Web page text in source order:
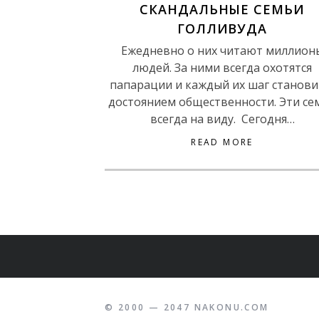
СКАНДАЛЬНЫЕ СЕМЬИ
ГОЛЛИВУДА
Ежедневно о них читают
людей. За ними всегда охотятся
папарации и каждый их шаг
достоянием общественности. Эти
всегда на виду. Сегодня…
READ MORE
© 2000 — 2047 NAKONU.COM